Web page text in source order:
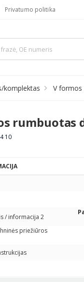
Privatumo politika
komplektas V formos
rumbuotas
10
/ informacija 2